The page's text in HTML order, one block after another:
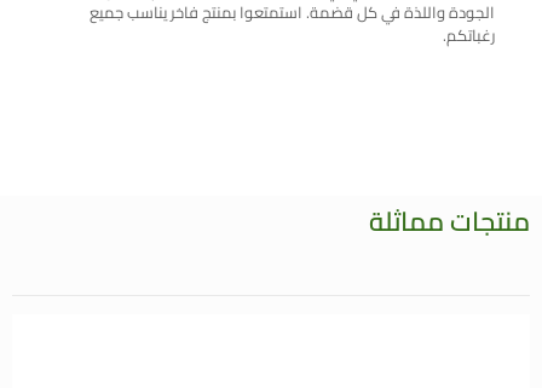
الجودة واللذة في كل قضمة. استمتعوا بمنتج فاخر يناسب جميع
رغباتكم.
منتجات مماثلة